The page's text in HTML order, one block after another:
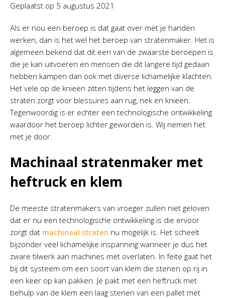
Geplaatst op 5 augustus 2021
Als er nou een beroep is dat gaat over met je handen
werken, dan is het wel het beroep van stratenmaker. Het is
algemeen bekend dat dit een van de zwaarste beroepen is
die je kan uitvoeren en mensen die dit langere tijd gedaan
hebben kampen dan ook met diverse lichamelijke klachten.
Het vele op de knieën zitten tijdens het leggen van de
straten zorgt voor blessures aan rug, nek en knieën.
Tegenwoordig is er echter een technologische ontwikkeling
waardoor het beroep lichter geworden is. Wij nemen het
met je door.
Machinaal stratenmaker met
heftruck en klem
De meeste stratenmakers van vroeger zullen niet geloven
dat er nu een technologische ontwikkeling is die ervoor
zorgt dat machinaal straten nu mogelijk is. Het scheelt
bijzonder veel lichamelijke inspanning wanneer je dus het
zware tilwerk aan machines met overlaten. In feite gaat het
bij dit systeem om een soort van klem die stenen op rij in
een keer op kan pakken. Je pakt met een heftruck met
behulp van de klem een laag stenen van een pallet met